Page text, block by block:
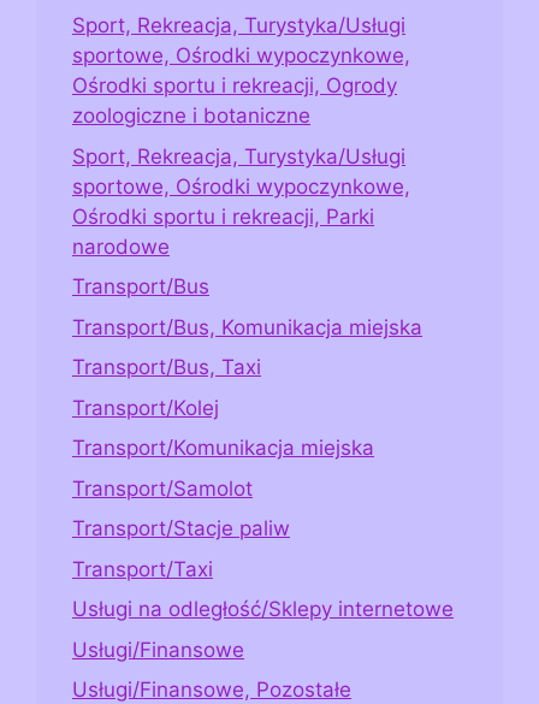
Sport, Rekreacja, Turystyka/Usługi
sportowe, Ośrodki wypoczynkowe,
Ośrodki sportu i rekreacji, Ogrody
zoologiczne i botaniczne
Sport, Rekreacja, Turystyka/Usługi
sportowe, Ośrodki wypoczynkowe,
Ośrodki sportu i rekreacji, Parki
narodowe
Transport/Bus
Transport/Bus, Komunikacja miejska
Transport/Bus, Taxi
Transport/Kolej
Transport/Komunikacja miejska
Transport/Samolot
Transport/Stacje paliw
Transport/Taxi
Usługi na odległość/Sklepy internetowe
Usługi/Finansowe
Usługi/Finansowe, Pozostałe